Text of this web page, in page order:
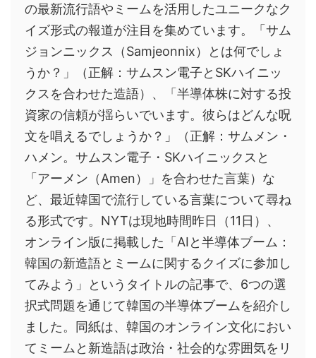
の最新流行語やミームを活用したユニークなク
イズ形式の報道が注目を集めています。「サム
ジョンニックス（Samjeonnix）とは何でしょ
うか？」（正解：サムスン電子とSKハイニッ
クスを合わせた造語）、「半導体株に対する投
資家の信頼が揺らいでいます。彼らはどんな呪
文を唱えるでしょうか？」（正解：サムメン・
ハメン。サムスン電子・SKハイニックスと
「アーメン（Amen）」を合わせた言葉）な
ど、最近韓国で流行している言葉について尋ね
る形式です。NYTは現地時間昨日（11日）、
オンライン版に掲載した「AIと半導体ブーム：
韓国の新造語とミームに関するクイズに参加し
てみよう」というタイトルの記事で、6つの選
択式問題を通じて韓国の半導体ブームを紹介し
ました。同紙は、韓国のオンライン文化におい
てミームと新造語は政治・社会的な雰囲気をリ